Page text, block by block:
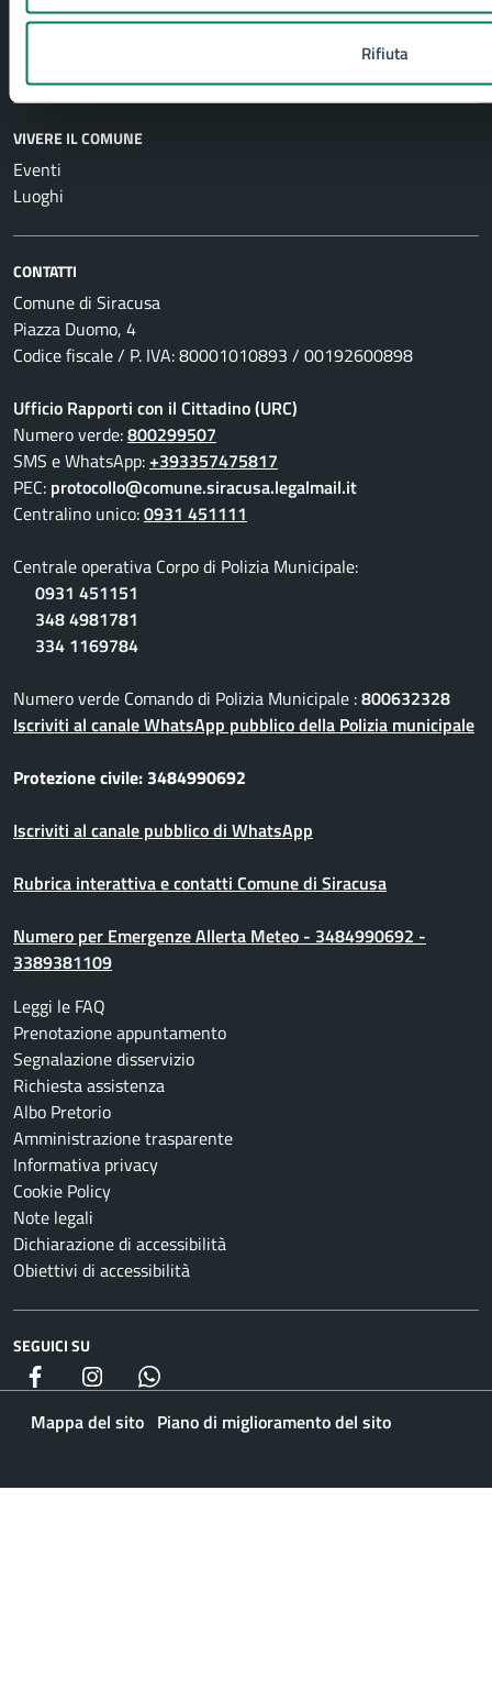
Rifiuta
Notizie
VIVERE IL COMUNE
Eventi
Luoghi
CONTATTI
Comune di Siracusa
Piazza Duomo, 4
Codice fiscale / P. IVA: 80001010893 / 00192600898
Ufficio Rapporti con il Cittadino (URC)
Numero verde:800299507
SMS e WhatsApp:+393357475817
PEC: protocollo@comune.siracusa.legalmail.it
Centralino unico:0931 451111
Centrale operativa Corpo di Polizia Municipale:
0931 451151
348 4981781
334 1169784
Numero verde Comando di Polizia Municipale :800632328
Iscriviti al canale WhatsApp pubblico della Polizia municipale
Protezione civile: 3484990692
Iscriviti al canale pubblico di WhatsApp
Rubrica interattiva e contatti Comune di Siracusa
Numero per Emergenze Allerta Meteo - 3484990692 -
3389381109
Leggi le FAQ
Prenotazione appuntamento
Segnalazione disservizio
Richiesta assistenza
Albo Pretorio
Amministrazione trasparente
Informativa privacy
Cookie Policy
Note legali
Dichiarazione di accessibilità
Obiettivi di accessibilità
SEGUICI SU
Facebook Instagram
Mappa del sito Piano di miglioramento del sito